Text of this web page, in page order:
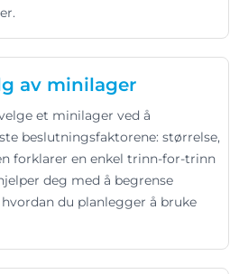
av minilager
et minilager ved å
beslutningsfaktorene: størrelse,
forklarer en enkel trinn-for-trinn
deg med å begrense
du planlegger å bruke